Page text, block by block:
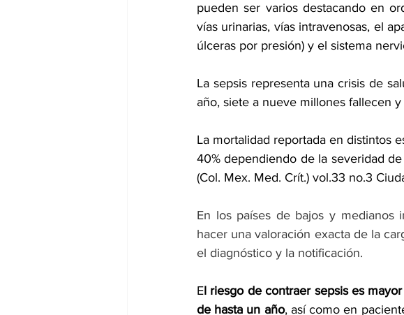
pueden ser varios destacando en
vías urinarias, vías intravenosas, el
úlceras por presión) y el sistema
La sepsis representa una crisis de
año, siete a nueve millones fallecen
La mortalidad reportada en distintos
40% dependiendo de la severidad
(Col. Mex. Med. Crít.) vol.33 no.3
En los países de bajos y medianos
hacer una valoración exacta de la
el diagnóstico y la notificación.
El riesgo de contraer sepsis es
de hasta un año, así como en